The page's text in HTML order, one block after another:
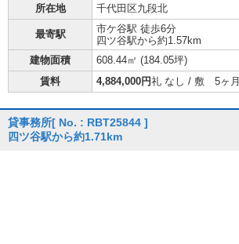
所在地 千代田区九段北
最寄駅
市ケ谷駅 徒歩6分
四ツ谷駅から約1.57km
建物面積
608.44㎡ (184.05坪)
賃料
4,884,000円礼 なし / 敷 5ヶ月
貸事務所[ No. : RBT25844 ]
四ツ谷駅から約1.71km